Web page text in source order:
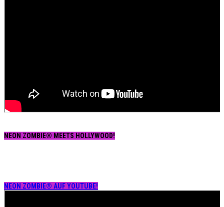
NEON ZOMBIE® MEETS HOLLYWOOD!
NEON ZOMBIE® AUF YOUTUBE!